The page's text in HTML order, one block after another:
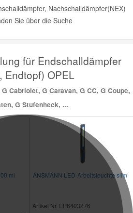
Nachschalldämpfer(NEX)
Sie über die Suche
für Endschalldämpfer
Endtopf) OPEL
Cabriolet, G Caravan, G CC, G Coupe,
G Stufenheck, ...
ml ANSMANN LED-Arbeitsleuchte slim
Artikel Nr. EP6403276